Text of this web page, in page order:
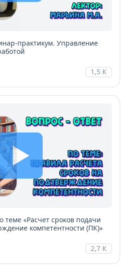
практикум. Управление
1,5 К
«Расчет сроков подачи
компетентности (ПК)»
2,7 К